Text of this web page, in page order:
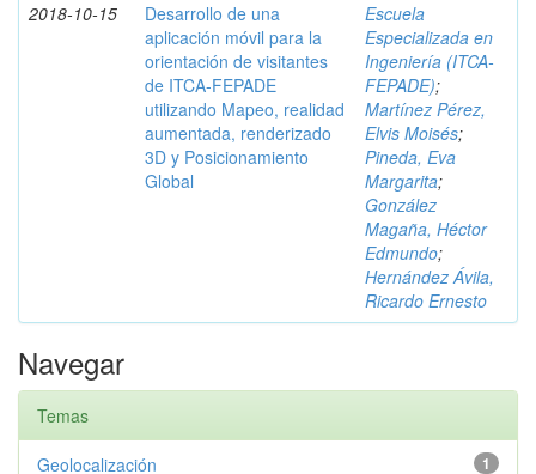
2018-10-15
Desarrollo de una
aplicación móvil para la
orientación de visitantes
de ITCA-FEPADE
utilizando Mapeo, realidad
aumentada, renderizado
3D y Posicionamiento
Global
Escuela
Especializada en
Ingeniería (ITCA-
FEPADE);
Martínez Pérez,
Elvis Moisés;
Pineda, Eva
Margarita;
González
Magaña, Héctor
Edmundo;
Hernández Ávila,
Ricardo Ernesto
Navegar
Temas
1
Geolocalización